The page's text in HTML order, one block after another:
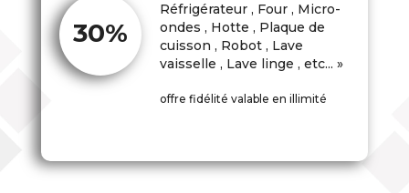
30%
Réfrigérateur , Four , Micro-
ondes , Hotte , Plaque de
cuisson , Robot , Lave
vaisselle , Lave linge , etc... »
offre fidélité valable en illimité